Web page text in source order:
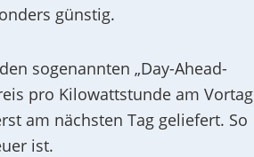
günstig.
sogenannten „Day-Ahead-
pro Kilowattstunde am Vortag
am nächsten Tag geliefert. So
ist.